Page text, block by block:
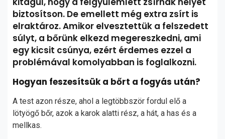
biztosítson. De emellett még extra zsírt is
elraktároz. Amikor elvesztettük a felszedett
súlyt, a bőrünk elkezd megereszkedni, ami
egy kicsit csúnya, ezért érdemes ezzel a
problémával komolyabban is foglalkozni.
Hogyan feszesítsük a bőrt a fogyás után?
A test azon része, ahol a legtöbbször fordul elő a
lötyögő bőr, azok a karok alatti rész, a hát, a has és a
mellkas.